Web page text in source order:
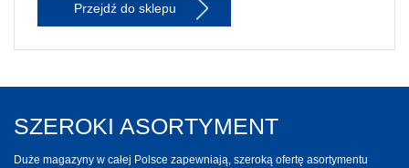
Przejdź do sklepu
SZEROKI ASORTYMENT
Duże magazyny w całej Polsce zapewniają, szeroką ofertę asortymentu